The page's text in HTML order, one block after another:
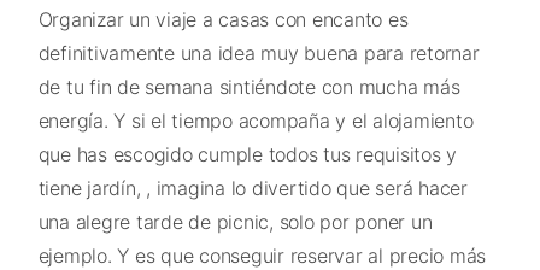
Organizar un viaje a casas con encanto es
definitivamente una idea muy buena para retornar
de tu fin de semana sintiéndote con mucha más
energía. Y si el tiempo acompaña y el alojamiento
que has escogido cumple todos tus requisitos y
tiene jardín, , imagina lo divertido que será hacer
una alegre tarde de picnic, solo por poner un
ejemplo. Y es que conseguir reservar al precio más